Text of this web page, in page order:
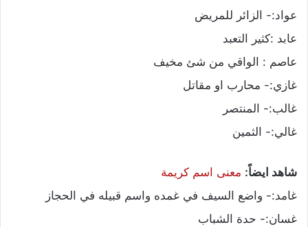
عواد:- الزائر للمريض
عابد :كثير التعبد
عاصم : الواقي من شئ مخيف
غازي:- محارب او مقاتل
غالب:- المنتصر
غالي:- الثمين
شاهد ايضاً: معنى اسم كريمة
غامد:- واضع السيف في غمده واسم قبيله في الحجاز
غسان:- حدة الشباب